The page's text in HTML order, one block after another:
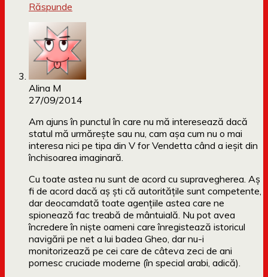
Răspunde
Alina M
27/09/2014
Am ajuns în punctul în care nu mă interesează dacă
statul mă urmărește sau nu, cam așa cum nu o mai
interesa nici pe tipa din V for Vendetta când a ieșit din
închisoarea imaginară.
Cu toate astea nu sunt de acord cu supravegherea. Aș
fi de acord dacă aș ști că autoritățile sunt competente,
dar deocamdată toate agențiile astea care ne
spionează fac treabă de mântuială. Nu pot avea
încredere în niște oameni care înregistează istoricul
navigării pe net a lui badea Gheo, dar nu-i
monitorizează pe cei care de câteva zeci de ani
pornesc cruciade moderne (în special arabi, adică).